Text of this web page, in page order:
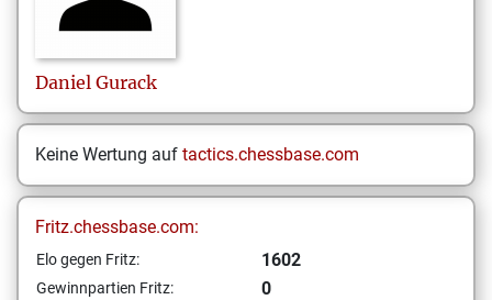
Daniel Gurack
Keine Wertung auf tactics.chessbase.com
Fritz.chessbase.com:
Elo gegen Fritz: 1602
Gewinnpartien Fritz: 0